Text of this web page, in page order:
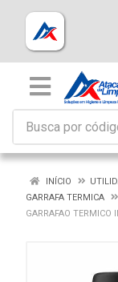
INÍCIO
GARRAFA TERMICA
GARRAFAO TERMICO